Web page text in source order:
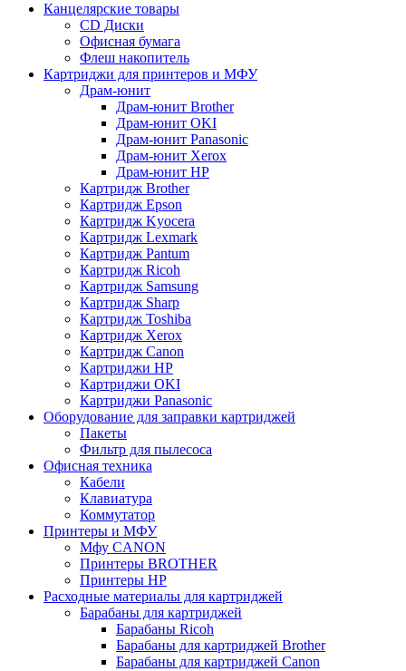
Канцелярские товары
CD Диски
Офисная бумага
Флеш накопитель
Картриджи для принтеров и МФУ
Драм-юнит
Драм-юнит Brother
Драм-юнит OKI
Драм-юнит Panasonic
Драм-юнит Xerox
Драм-юнит НР
Картридж Brother
Картридж Epson
Картридж Kyocera
Картридж Lexmark
Картридж Pantum
Картридж Ricoh
Картридж Samsung
Картридж Sharp
Картридж Toshiba
Картридж Xerox
Картридж Сanon
Картриджи HP
Картриджи OKI
Картриджи Panasonic
Оборудование для заправки картриджей
Пакеты
Фильтр для пылесоса
Офисная техника
Кабели
Клавиатура
Коммутатор
Принтеры и МФУ
Мфу CANON
Принтеры BROTHER
Принтеры HP
Расходные материалы для картриджей
Барабаны для картриджей
Барабаны Ricoh
Барабаны для картриджей Brother
Барабаны для картриджей Canon